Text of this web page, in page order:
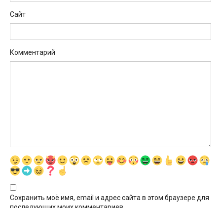
Сайт
Комментарий
Сохранить моё имя, email и адрес сайта в этом браузере для